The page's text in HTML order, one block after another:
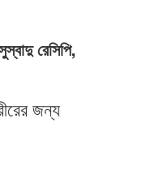
শরীরের
সেরা
রেসিপি,
জন্য